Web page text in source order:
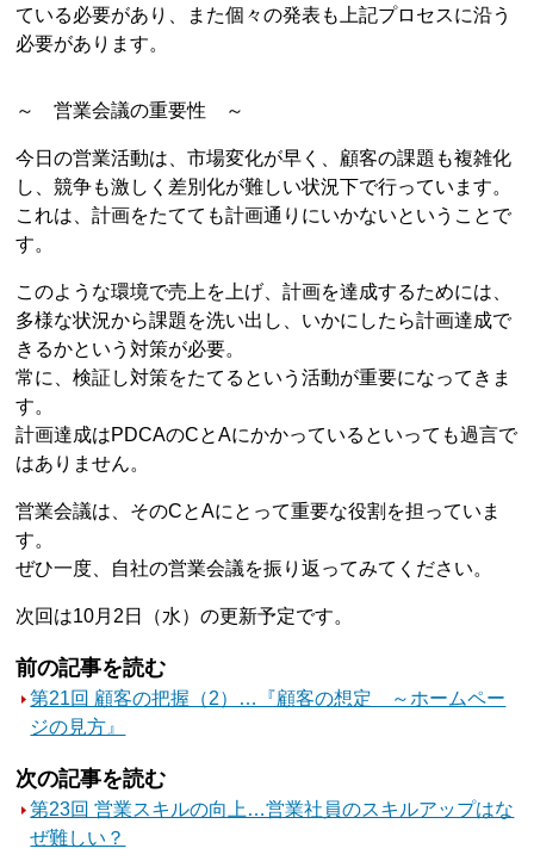
ている必要があり、また個々の発表も上記プロセスに沿う
必要があります。
～ 営業会議の重要性 ～
今日の営業活動は、市場変化が早く、顧客の課題も複雑化
し、競争も激しく差別化が難しい状況下で行っています。
これは、計画をたてても計画通りにいかないということで
す。
このような環境で売上を上げ、計画を達成するためには、
多様な状況から課題を洗い出し、いかにしたら計画達成で
きるかという対策が必要。
常に、検証し対策をたてるという活動が重要になってきま
す。
計画達成はPDCAのCとAにかかっているといっても過言で
はありません。
営業会議は、そのCとAにとって重要な役割を担っていま
す。
ぜひ一度、自社の営業会議を振り返ってみてください。
次回は10月2日（水）の更新予定です。
前の記事を読む
第21回 顧客の把握（2）…『顧客の想定 ～ホームペー
ジの見方』
次の記事を読む
第23回 営業スキルの向上…営業社員のスキルアップはな
ぜ難しい？